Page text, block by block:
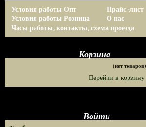
Условия работы Опт
Условия работы Розница
Прайс-лист
О нас
Часы работы, контакты, схема проезда
Корзина
(нет товаров)
Перейти в корзину
Войти